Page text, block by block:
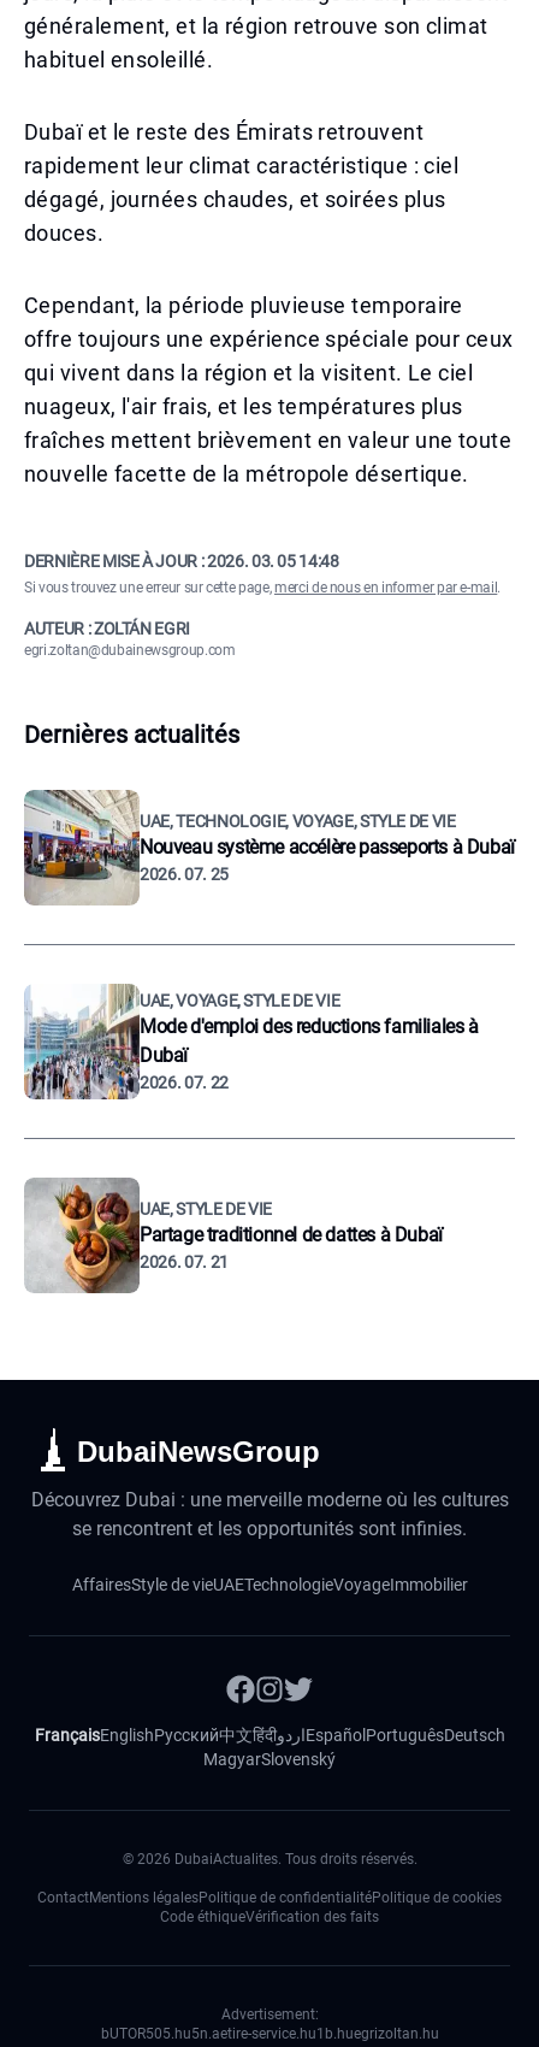
généralement, et la région retrouve son climat
habituel ensoleillé.
Dubaï et le reste des Émirats retrouvent
rapidement leur climat caractéristique : ciel
dégagé, journées chaudes, et soirées plus
douces.
Cependant, la période pluvieuse temporaire
offre toujours une expérience spéciale pour ceux
qui vivent dans la région et la visitent. Le ciel
nuageux, l'air frais, et les températures plus
fraîches mettent brièvement en valeur une toute
nouvelle facette de la métropole désertique.
DERNIÈRE MISE À JOUR :2026. 03. 05 14:48
Si vous trouvez une erreur sur cette page,merci de nous en informer par e-mail .
AUTEUR : ZOLTÁN EGRI
egri.zoltan@dubainewsgroup.com
Dernières actualités
UAE, TECHNOLOGIE, VOYAGE, STYLE DE VIE
Nouveau système accélère passeports à Dubaï
2026. 07. 25
UAE, VOYAGE, STYLE DE VIE
Mode d'emploi des reductions familiales à
Dubaï
2026. 07. 22
UAE, STYLE DE VIE
Partage traditionnel de dattes à Dubaï
2026. 07. 21
DubaiNewsGroup
Découvrez Dubai : une merveille moderne où les cultures
se rencontrent et les opportunités sont infinies.
AffairesStyle de vieUAETechnologieVoyageImmobilier
FrançaisEnglishРусский中文हिंदीاردوEspañol PortuguêsDeutsch
MagyarSlovenský
© 2026 DubaiActualites. Tous droits réservés.
ContactMentions légalesPolitique de confidentialitéPolitique de cookies
Code éthiqueVérification des faits
Advertisement:
bUTOR505.hu5n.aetire-service.hu1b.huegrizoltan.hu